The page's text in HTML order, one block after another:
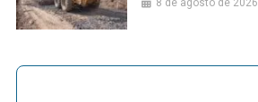
8 de agosto de 2026